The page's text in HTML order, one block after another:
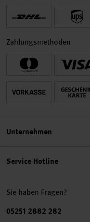
Service Hotline
Sie haben Fragen?
Telefonnummer
05251 2882 282
Zahlungsmethoden
Unternehmen